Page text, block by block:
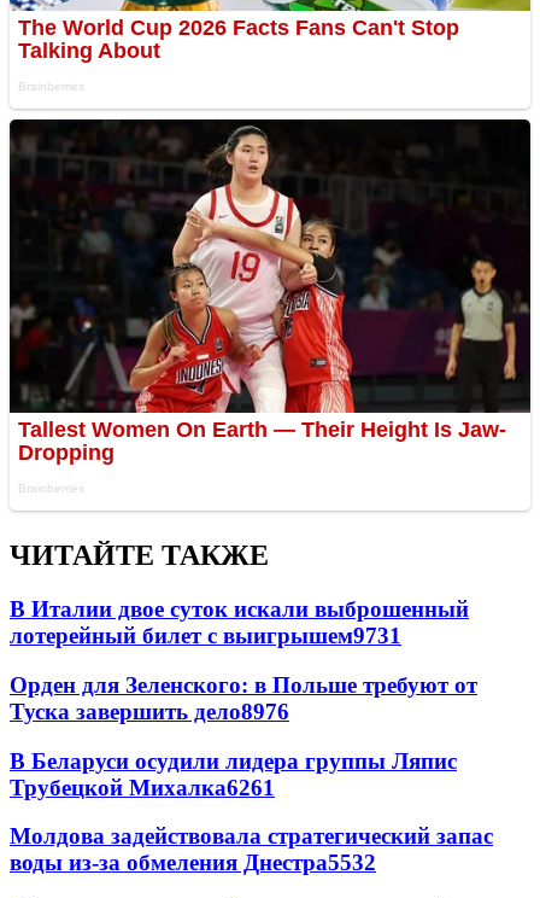
ЧИТАЙТЕ ТАКЖЕ
В Италии двое суток искали выброшенный
лотерейный билет с выигрышем9731
Орден для Зеленского: в Польше требуют от
Туска завершить дело8976
В Беларуси осудили лидера группы Ляпис
Трубецкой Михалка6261
Молдова задействовала стратегический запас
воды из-за обмеления Днестра5532